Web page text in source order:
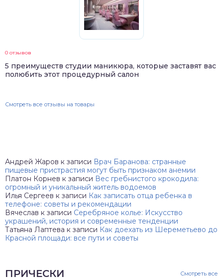
0 отзывов
5 преимуществ студии маникюра, которые заставят вас
полюбить этот процедурный салон
Смотреть все отзывы на товары
Андрей Жаров к записи Врач Баранова: странные
пищевые пристрастия могут быть признаком анемии
Платон Корнев к записи Вес гребнистого крокодила:
огромный и уникальный житель водоемов
Илья Сергеев к записи Как записать отца ребенка в
телефоне: советы и рекомендации
Вячеслав к записи Серебряное колье: Искусство
украшений, история и современные тенденции
Татьяна Лаптева к записи Как доехать из Шереметьево до
Красной площади: все пути и советы
ПРИЧЕСКИ Смотреть все